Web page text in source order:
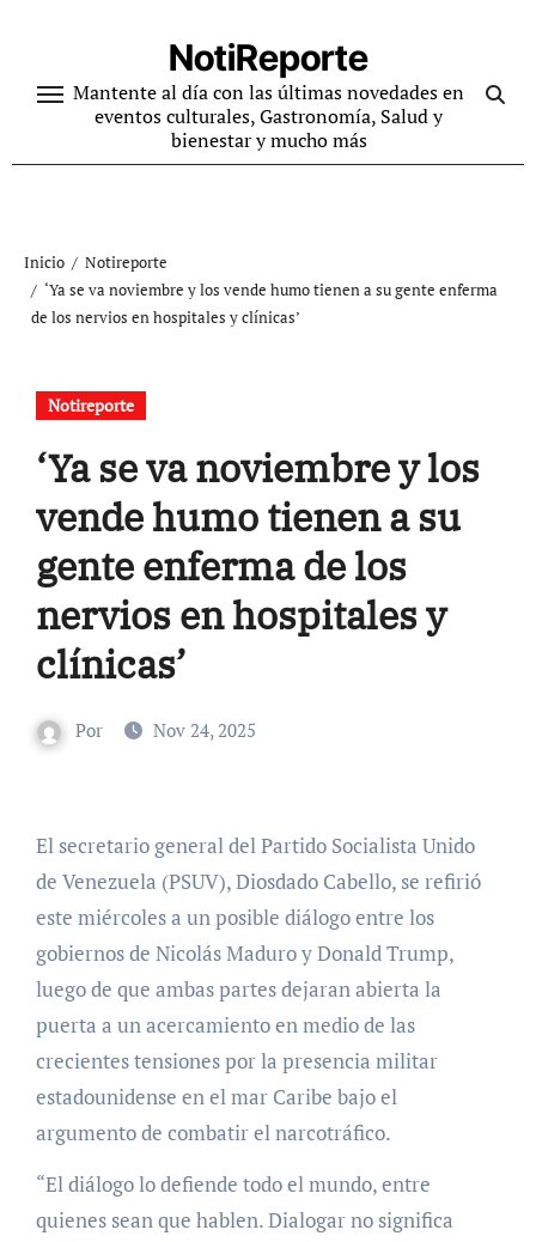
contenido
NotiReporte
Mantente al día con las últimas novedades en
eventos culturales, Gastronomía, Salud y
bienestar y mucho más
Inicio
Notireporte
‘Ya se va noviembre y los vende humo tienen a su gente enferma
de los nervios en hospitales y clínicas’
Notireporte
‘Ya se va noviembre y los
vende humo tienen a su
gente enferma de los
nervios en hospitales y
clínicas’
Por Nov 24, 2025
El secretario general del Partido Socialista Unido
de Venezuela (PSUV), Diosdado Cabello, se refirió
este miércoles a un posible diálogo entre los
gobiernos de Nicolás Maduro y Donald Trump,
luego de que ambas partes dejaran abierta la
puerta a un acercamiento en medio de las
crecientes tensiones por la presencia militar
estadounidense en el mar Caribe bajo el
argumento de combatir el narcotráfico.
“El diálogo lo defiende todo el mundo, entre
quienes sean que hablen. Dialogar no significa